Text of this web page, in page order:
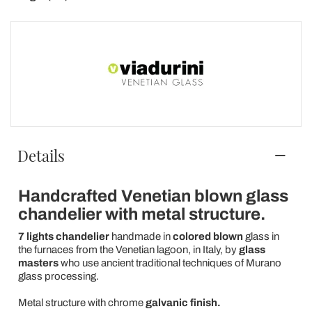
Details
Handcrafted Venetian blown glass
chandelier with metal structure.
7 lights chandelierhandmade incolored blown glass in
the furnaces from the Venetian lagoon, in Italy, byglass
masterswho use ancient traditional techniques of Murano
glass processing.
Metal structure with chromegalvanic finish.